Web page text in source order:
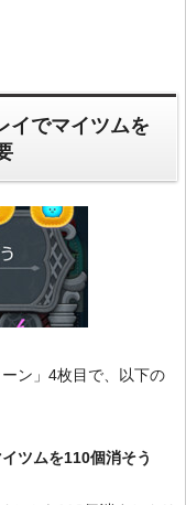
イでマイツムを
ン」4枚目で、以下の
ツムを110個消そう